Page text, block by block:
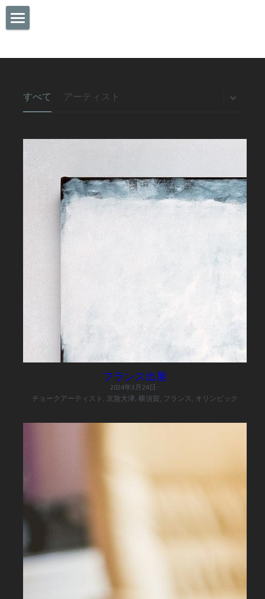
Profile
Menu
すべて アーティスト
フランス出展
2024年3月24日 ·
チョークアーティスト, 京急大津, 横須賀, フランス, オリンピック